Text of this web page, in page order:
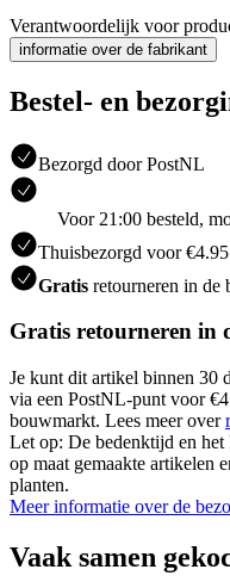
Verantwoordelijk voor
informatie over de fabrikant
Bestel- en
Bezorgd door PostNL
Voor 21:00 besteld,
Thuisbezorgd voor
Gratis retourneren in de
Gratis retourneren in
Je kunt dit artikel binnen 30
via een PostNL-punt voor
bouwmarkt. Lees meer over
Let op: De bedenktijd en
op maat gemaakte artikelen
planten.
Meer informatie over de
Vaak samen